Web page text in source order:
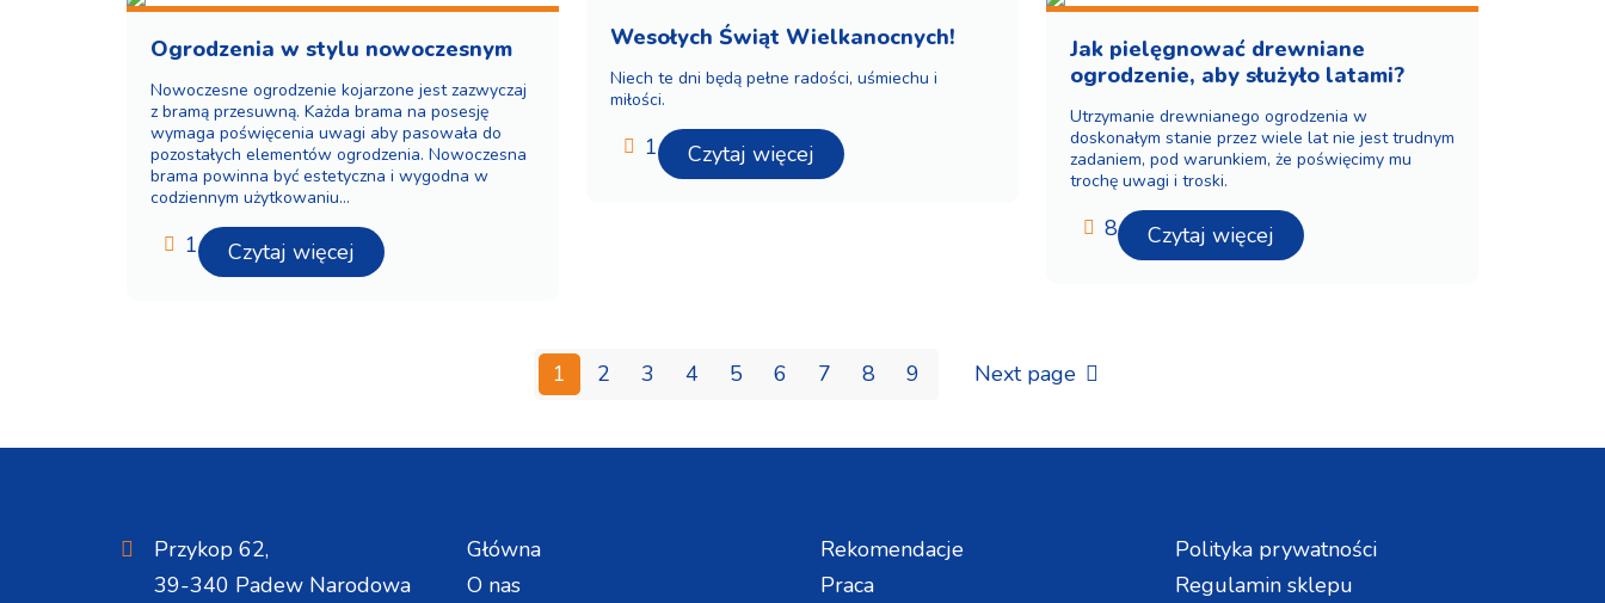
Ogrodzenia w stylu nowoczesnym
Nowoczesne ogrodzenie kojarzone jest zazwyczaj
z bramą przesuwną. Każda brama na posesję
wymaga poświęcenia uwagi aby pasowała do
pozostałych elementów ogrodzenia. Nowoczesna
brama powinna być estetyczna i wygodna w
codziennym użytkowaniu...
1 Czytaj więcej
Wesołych Świąt Wielkanocnych!
Niech te dni będą pełne radości, uśmiechu i
miłości.
1 Czytaj więcej
Jak pielęgnować drewniane
ogrodzenie, aby służyło latami?
Utrzymanie drewnianego ogrodzenia w
doskonałym stanie przez wiele lat nie jest trudnym
zadaniem, pod warunkiem, że poświęcimy mu
trochę uwagi i troski.
8 Czytaj więcej
1 2 3 4 5 6 7 8 9 Next page
Przykop 62,
39-340 Padew Narodowa
Główna
O nas
Rekomendacje
Praca
Polityka prywatności
Regulamin sklepu